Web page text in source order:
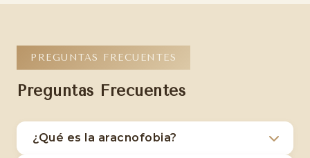
PREGUNTAS FRECUENTES
Preguntas Frecuentes
¿Qué es la aracnofobia?